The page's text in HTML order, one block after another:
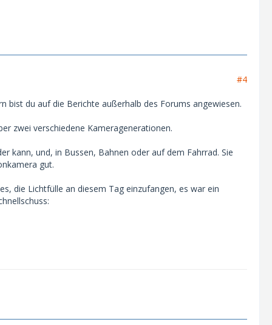
#4
bist du auf die Berichte außerhalb des Forums angewiesen.
zwei verschiedene Kameragenerationen.
kann, und, in Bussen, Bahnen oder auf dem Fahrrad. Sie
gut.
die Lichtfülle an diesem Tag einzufangen, es war ein